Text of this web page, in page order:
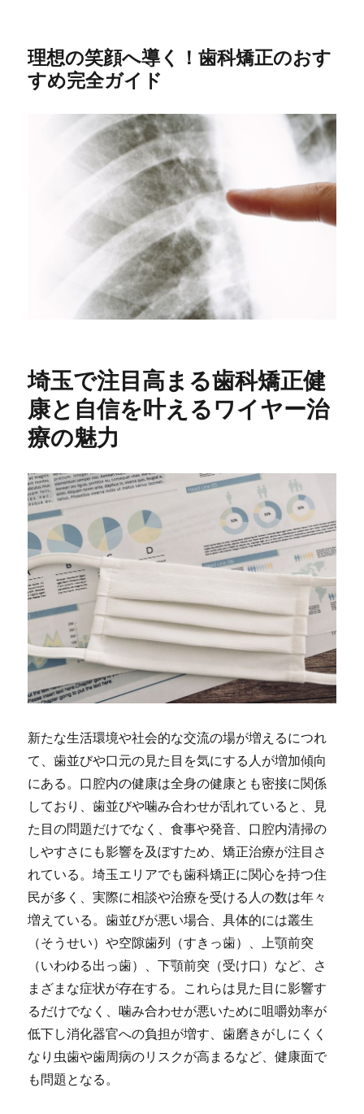
理想の笑顔へ導く！歯科矯正のおす
すめ完全ガイド
埼玉で注目高まる歯科矯正健
康と自信を叶えるワイヤー治
療の魅力
新たな生活環境や社会的な交流の場が増えるにつれ
て、歯並びや口元の見た目を気にする人が増加傾向
にある。 口腔内の健康は全身の健康とも密接に関係
しており、歯並びや噛み合わせが乱れていると、見
た目の問題だけでなく、食事や発音、口腔内清掃の
しやすさにも影響を及ぼすため、矯正治療が注目さ
れている。埼玉エリアでも歯科矯正に関心を持つ住
民が多く、実際に相談や治療を受ける人の数は年々
増えている。歯並びが悪い場合、具体的には叢生
（そうせい）や空隙歯列（すきっ歯）、上顎前突
（いわゆる出っ歯）、下顎前突（受け口）など、さ
まざまな症状が存在する。これらは見た目に影響す
るだけでなく、噛み合わせが悪いために咀嚼効率が
低下し消化器官への負担が増す、歯磨きがしにくく
なり虫歯や歯周病のリスクが高まるなど、健康面で
も問題となる。